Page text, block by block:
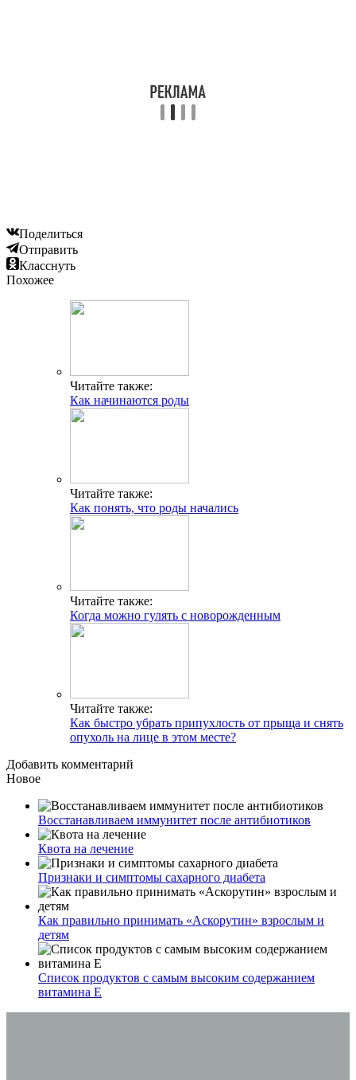
Поделиться
Отправить
Класснуть
Похожее
Читайте также:
Как начинаются роды
Читайте также:
Как понять, что роды начались
Читайте также:
Когда можно гулять с новорожденным
Читайте также:
Как быстро убрать припухлость от прыща и снять
опухоль на лице в этом месте?
Добавить комментарий
Новое
Восстанавливаем иммунитет после антибиотиков
Квота на лечение
Признаки и симптомы сахарного диабета
Как правильно принимать «Аскорутин» взрослым и
детям
Список продуктов с самым высоким содержанием
витамина E